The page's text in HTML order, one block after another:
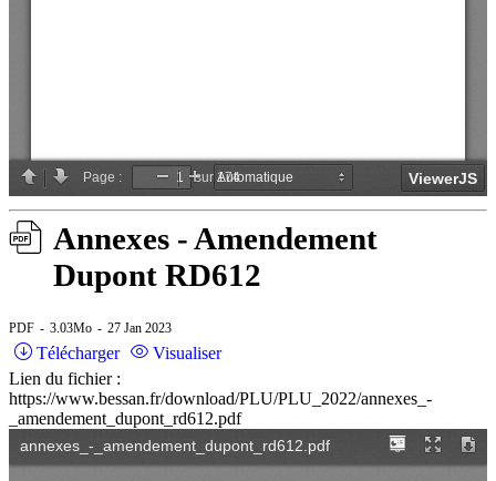
Annexes - Amendement
Dupont RD612
PDF 3.03Mo 27 Jan 2023
Télécharger
Visualiser
Lien du fichier :
https://www.bessan.fr/download/PLU/PLU_2022/annexes_-
_amendement_dupont_rd612.pdf